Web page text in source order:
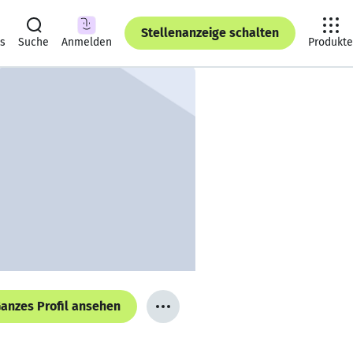
Suche Anmelden
Stellenanzeige schalten
Produkte
Profil ansehen